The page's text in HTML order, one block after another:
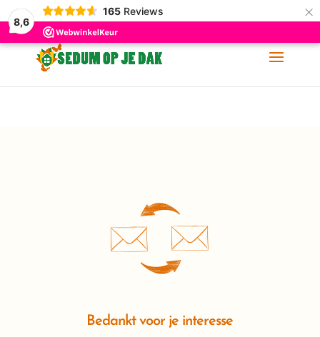
8,6
165 Reviews ×
06-11 88 62 60 info@sedumopjedak.nl
Bedankt voor je interesse